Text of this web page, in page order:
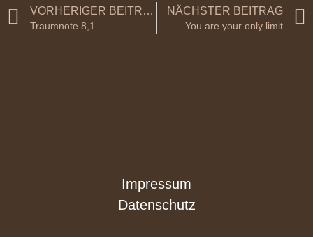
VORHERIGER BEITRAG
Traumnote 8,1
NÄCHSTER BEITRAG
You are your only limit
Impressum
Datenschutz